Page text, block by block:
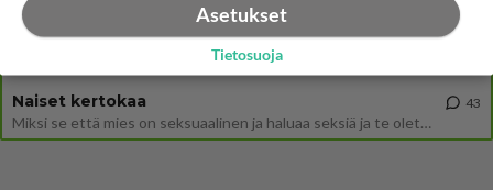
GALLUP: Mikä on arkiruokabravuurisi?
Naiset kertokaa
Miksi se että mies on seksuaalinen ja haluaa seksiä ja te olette hänen mielestänne haluttava on vastenmielistä? Mikä sii
43
Asetukset
Tietosuoja